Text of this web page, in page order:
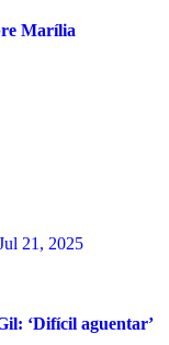
Marília
21, 2025
‘Difícil aguentar’